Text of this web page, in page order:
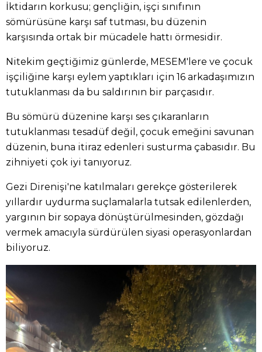
İktidarın korkusu; gençliğin, işçi sınıfının
sömürüsüne karşı saf tutması, bu düzenin
karşısında ortak bir mücadele hattı örmesidir.
Nitekim geçtiğimiz günlerde, MESEM'lere ve çocuk
işçiliğine karşı eylem yaptıkları için 16 arkadaşımızın
tutuklanması da bu saldırının bir parçasıdır.
Bu sömürü düzenine karşı ses çıkaranların
tutuklanması tesadüf değil, çocuk emeğini savunan
düzenin, buna itiraz edenleri susturma çabasıdır. Bu
zihniyeti çok iyi tanıyoruz.
Gezi Direnişi'ne katılmaları gerekçe gösterilerek
yıllardır uydurma suçlamalarla tutsak edilenlerden,
yargının bir sopaya dönüştürülmesinden, gözdağı
vermek amacıyla sürdürülen siyasi operasyonlardan
biliyoruz.